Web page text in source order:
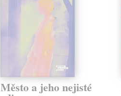
Město a jeho nejisté